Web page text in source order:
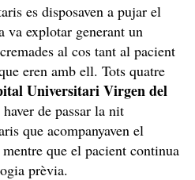
es disposaven a pujar el
va explotar generant un
al cos tant al pacient
eren amb ell. Tots quatre
Universitari Virgen del
de passar la nit
que acompanyaven el
que el pacient continua
prèvia.